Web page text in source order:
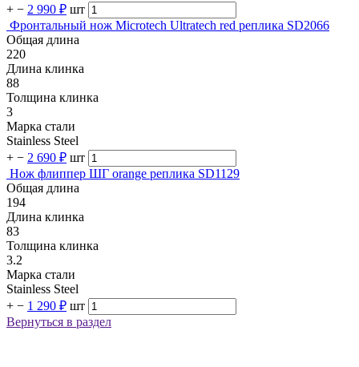
+ − 2 990 ₽ шт
Фронтальный нож Microtech Ultratech red реплика SD2066
Общая длина
220
Длина клинка
88
Толщина клинка
3
Марка стали
Stainless Steel
+ − 2 690 ₽ шт
Нож флиппер ШГ orange реплика SD1129
Общая длина
194
Длина клинка
83
Толщина клинка
3.2
Марка стали
Stainless Steel
+ − 1 290 ₽ шт
Вернуться в раздел